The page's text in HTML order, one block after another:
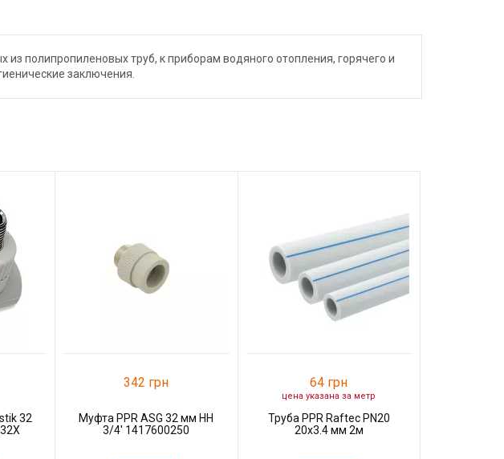
полипропиленовых труб, к приборам водяного отопления, горячего и
заключения.
32
342 грн
Муфта PPR ASG 32 мм НН
3/4' 1417600250
64 грн
цена указана за метр
Труба PPR Raftec PN20
20x3.4 мм 2м